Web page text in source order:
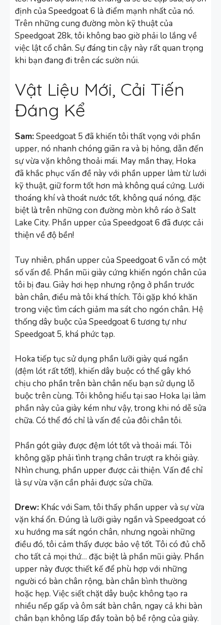
định của Speedgoat 6 là điểm mạnh nhất của nó.
Trên những cung đường mòn kỹ thuật của
Speedgoat 28k, tôi không bao giờ phải lo lắng về
việc lật cổ chân. Sự đáng tin cậy này rất quan trọng
khi bạn đang đi trên các sườn núi.
Vật Liệu Mới, Cải Tiến
Đáng Kể
Sam:Speedgoat 5 đã khiến tôi thất vọng với phần
upper, nó nhanh chóng giãn ra và bị hỏng, dẫn đến
sự vừa vặn không thoải mái. May mắn thay, Hoka
đã khắc phục vấn đề này với phần upper làm từ lưới
kỹ thuật, giữ form tốt hơn mà không quá cứng. Lưới
thoáng khí và thoát nước tốt, không quá nóng, đặc
biệt là trên những con đường mòn khô ráo ở Salt
Lake City. Phần upper của Speedgoat 6 đã được cải
thiện về độ bền!
Tuy nhiên, phần upper của Speedgoat 6 vẫn có một
số vấn đề. Phần mũi giày cứng khiến ngón chân của
tôi bị đau. Giày hơi hẹp nhưng rộng ở phần trước
bàn chân, điều mà tôi khá thích. Tôi gặp khó khăn
trong việc tìm cách giảm ma sát cho ngón chân. Hệ
thống dây buộc của Speedgoat 6 tương tự như
Speedgoat 5, khá phức tạp.
Hoka tiếp tục sử dụng phần lưỡi giày quá ngắn
(đệm lót rất tốt!), khiến dây buộc có thể gây khó
chịu cho phần trên bàn chân nếu bạn sử dụng lỗ
buộc trên cùng. Tôi không hiểu tại sao Hoka lại làm
phần này của giày kém như vậy, trong khi nó dễ sửa
chữa. Có thể đó chỉ là vấn đề của đôi chân tôi.
Phần gót giày được đệm lót tốt và thoải mái. Tôi
không gặp phải tình trạng chân trượt ra khỏi giày.
Nhìn chung, phần upper được cải thiện. Vấn đề chỉ
là sự vừa vặn cần phải được sửa chữa.
Drew: Khác với Sam, tôi thấy phần upper và sự vừa
vặn khá ổn. Đúng là lưỡi giày ngắn và Speedgoat có
xu hướng ma sát ngón chân, nhưng ngoài những
điều đó, tôi cảm thấy được bảo vệ tốt. Tôi có đủ chỗ
cho tất cả mọi thứ… đặc biệt là phần mũi giày. Phần
upper này được thiết kế để phù hợp với những
người có bàn chân rộng, bàn chân bình thường
hoặc hẹp. Việc siết chặt dây buộc không tạo ra
nhiều nếp gấp và ôm sát bàn chân, ngay cả khi bàn
chân bạn không lấp đầy toàn bộ bề rộng của giày.